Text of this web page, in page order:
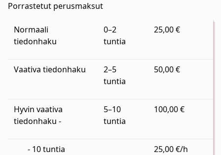
Porrastetut perusmaksut
Normaali
tiedonhaku
0–2
tuntia
25,00 €
Vaativa tiedonhaku
2–5
tuntia
50,00 €
Hyvin vaativa
tiedonhaku -
5–10
tuntia
100,00 €
- 10 tuntia
25,00 €/h